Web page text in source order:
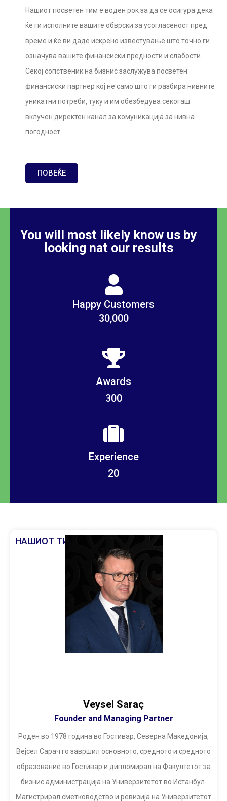
Нашиот посветен тим е воден рок за да се осигура дека
ќе ги исполните вашите обврски за усогласеност пред
време и ќе ви даде искрено известување што точно ги
означува вашите финансиски предности и слабости.
Секој сопственик на бизнис заслужува посветен
финансиски партнер кој не само што ги разбира нивните
уникатни потреби, туку и им обезбедува секогаш
вклучен директен канал за комуникација за нивна
погодност.
ПОВЕЌЕ
You will most likely know us by
looking nat our results
Happy Customers
30,000
Awards
300
Experience
20
НАШИОТ ТИМ
Veysel Saraç
Founder and Managing Partner
Роден во 1978 година во Гостивар, Северна Македонија,
Вејсел Сарач го завршил основното, средното и средното
образование во Гостивар и дипломирал на Факултетот за
бизнис администрација на Универзитетот во Истанбул.
Магистрирал сметководство и ревизија на Универзитетот